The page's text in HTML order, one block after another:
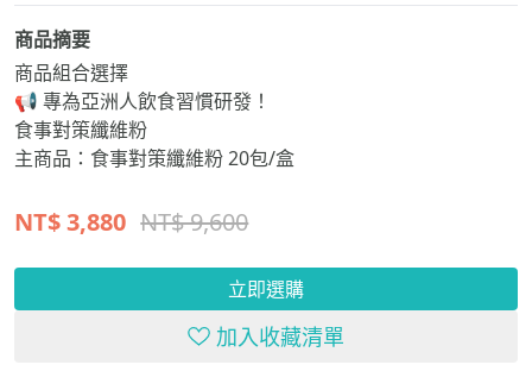
商品摘要
商品組合選擇
📢 專為亞洲人飲食習慣研發！
食事對策纖維粉
主商品：食事對策纖維粉 20包/盒
立即選購
加入收藏清單